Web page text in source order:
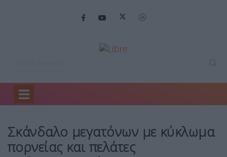
Home
Σκάνδαλο μεγατόνων με κύκλωμα
πορνείας και πελάτες